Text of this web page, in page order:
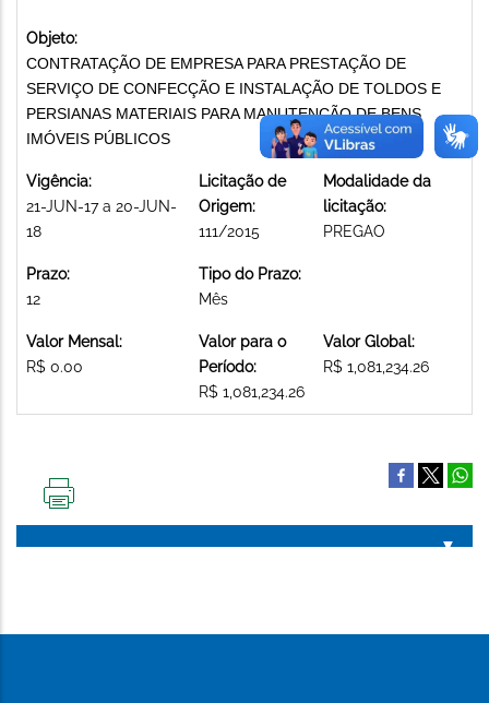
Objeto:
CONTRATAÇÃO DE EMPRESA PARA PRESTAÇÃO DE
SERVIÇO DE CONFECÇÃO E INSTALAÇÃO DE TOLDOS E
PERSIANAS MATERIAIS PARA MANUTENÇÃO DE BENS
IMÓVEIS PÚBLICOS
Vigência:
21-JUN-17 a 20-JUN-
18
Licitação de
Origem:
111/2015
Modalidade da
licitação:
PREGAO
Prazo:
12
Tipo do Prazo:
Mês
Valor Mensal:
R$ 0.00
Valor para o
Período:
R$ 1,081,234.26
Valor Global:
R$ 1,081,234.26
PÁGINA